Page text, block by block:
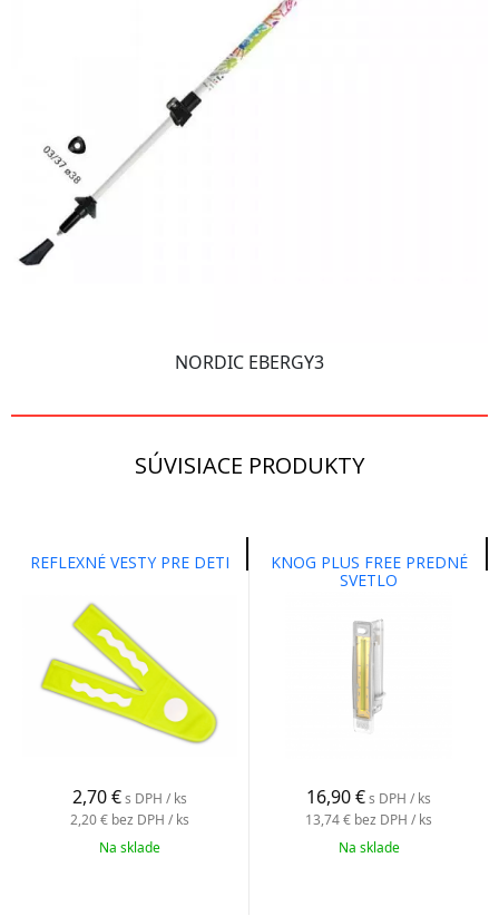
NORDIC EBERGY3
SÚVISIACE PRODUKTY
REFLEXNÉ VESTY PRE DETI
2,70€s DPH / ks
2,20 € bez DPH / ks
Na sklade
KNOG PLUS FREE PREDNÉ
SVETLO
16,90€s DPH / ks
13,74 € bez DPH / ks
Na sklade